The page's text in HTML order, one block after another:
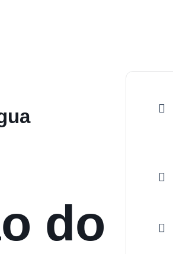
do